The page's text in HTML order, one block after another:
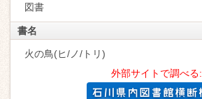
図書
書名
火の鳥(ヒ/ノ/トリ)
外部サイトで調べる: